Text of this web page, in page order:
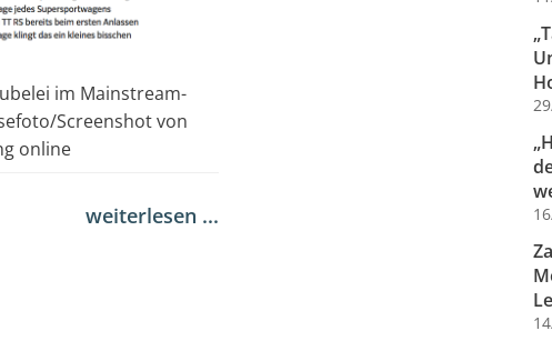
im Mainstream-
Screenshot von
online
weiterlesen ...